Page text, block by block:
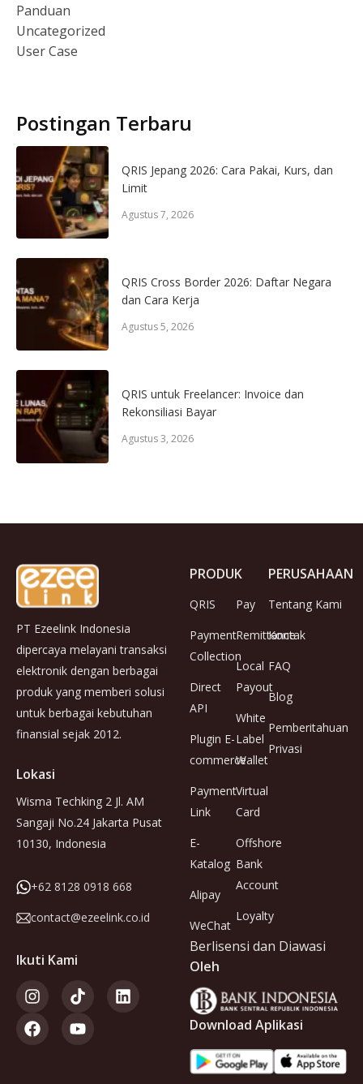
Panduan
Uncategorized
User Case
Postingan Terbaru
QRIS Jepang 2026: Cara Pakai, Kurs, dan
Limit
Agustus 7, 2026
QRIS Cross Border 2026: Daftar Negara
dan Cara Kerja
Agustus 5, 2026
QRIS untuk Freelancer: Invoice dan
Rekonsiliasi Bayar
Agustus 3, 2026
PT Ezeelink Indonesia
dipercaya melayani transaksi
elektronik dengan berbagai
produk yang memberi solusi
untuk berbagai kebutuhan
finansial sejak 2012.
Lokasi
Wisma Techking 2 Jl. AM
Sangaji No.24 Jakarta Pusat
10130, Indonesia
+62 8128 0918 668
contact@ezeelink.co.id
Ikuti Kami
PRODUK
QRIS
Payment
Collection
Direct
API
Plugin E-
commerce
Payment
Link
E-
Katalog
Alipay
WeChat
Pay
Remittance
Local
Payout
White
Label
Wallet
Virtual
Card
Offshore
Bank
Account
Loyalty
PERUSAHAAN
Tentang Kami
Kontak
FAQ
Blog
Pemberitahuan
Privasi
Berlisensi dan Diawasi
Oleh
Download Aplikasi